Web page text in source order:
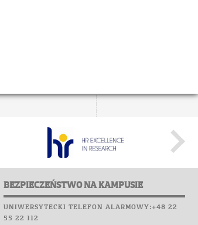
BEZPIECZEŃSTWO NA KAMPUSIE
UNIWERSYTECKI TELEFON ALARMOWY:+48 22
55 22 112